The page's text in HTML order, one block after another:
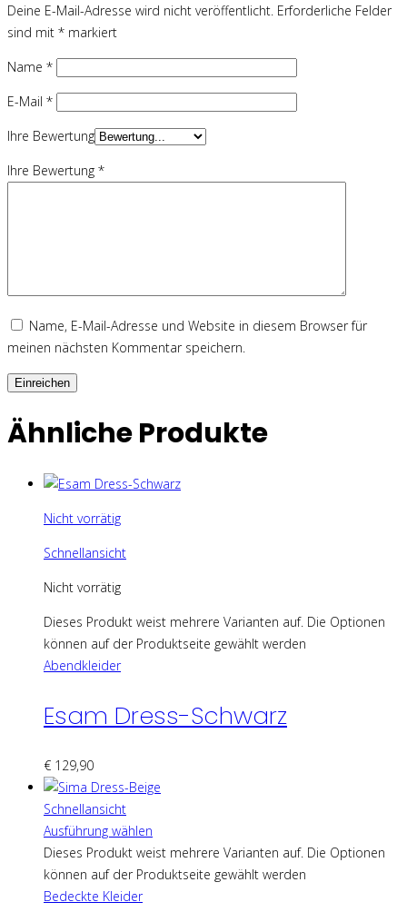
Deine E-Mail-Adresse wird nicht veröffentlicht. Erforderliche Felder
sind mit * markiert
Name *
E-Mail *
Ihre Bewertung
Ihre Bewertung *
Name, E-Mail-Adresse und Website in diesem Browser für
meinen nächsten Kommentar speichern.
Ähnliche Produkte
Nicht vorrätig
Schnellansicht
Nicht vorrätig
Dieses Produkt weist mehrere Varianten auf. Die Optionen
können auf der Produktseite gewählt werden
Abendkleider
Esam Dress-Schwarz
€ 129,90
Schnellansicht
Ausführung wählen
Dieses Produkt weist mehrere Varianten auf. Die Optionen
können auf der Produktseite gewählt werden
Bedeckte Kleider